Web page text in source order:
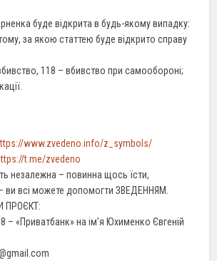
буде відкрита в будь-якому випадку:
за якою статтею буде відкрито справу
118 – вбивство при самообороні;
www.zvedeno.info/z_symbols/
t.me/zvedeno
незалежна – повинна щось їсти,
всі можете допомогти ЗВЕДЕННЯМ.
ПРОЄКТ:
– «Приватбанк» на ім’я Юхименко Євгеній